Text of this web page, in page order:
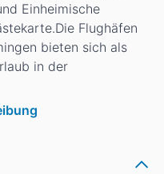
Einheimische
Flughäfen
bieten sich als
in der